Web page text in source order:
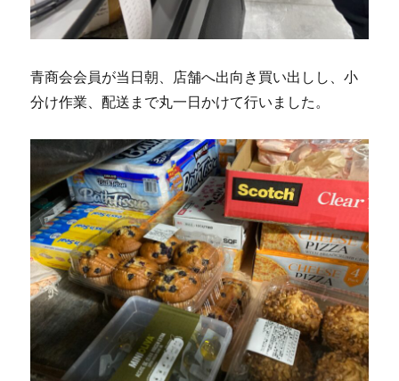
青商会会員が当日朝、店舗へ出向き買い出しし、小
分け作業、配送まで丸一日かけて行いました。